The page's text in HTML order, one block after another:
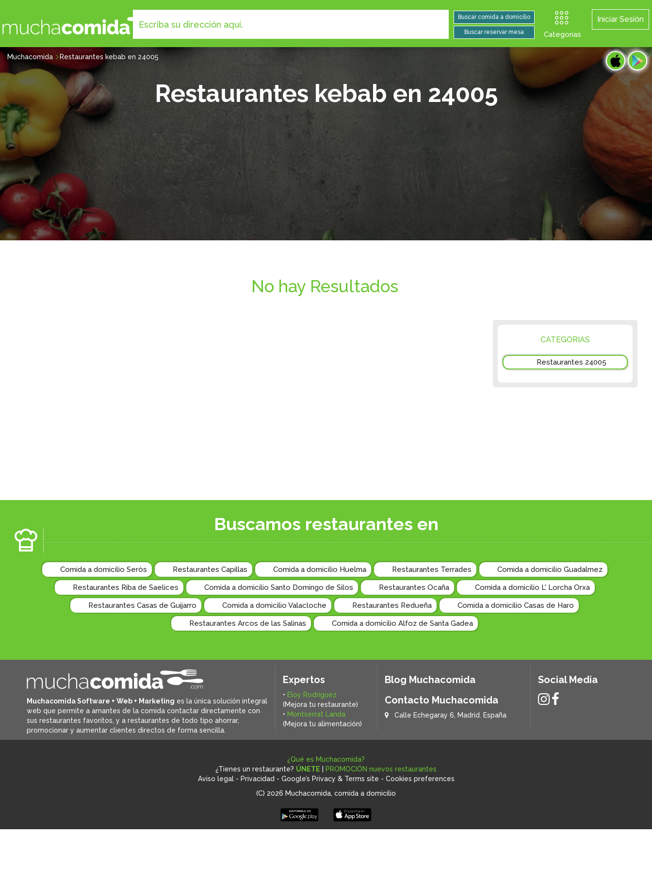
Iniciar Sesión
Categorías
Muchacomida Restaurantes kebab en 24005
Restaurantes kebab en 24005
No hay Resultados
CATEGORIAS
Restaurantes 24005
Buscamos restaurantes en
Comida a domicilio Seròs Restaurantes Capillas Comida a domicilio Huelma Restaurantes Terrades Comida a domicilio Guadalmez
Restaurantes Riba de Saelices Comida a domicilio Santo Domingo de Silos Restaurantes Ocaña Comida a domicilio L' Lorcha Orxa
Restaurantes Casas de Guijarro Comida a domicilio Valacloche Restaurantes Redueña Comida a domicilio Casas de Haro
Restaurantes Arcos de las Salinas Comida a domicilio Alfoz de Santa Gadea
Muchacomida Software + Web + Marketing es la única solución integral
web que permite a amantes de la comida contactar directamente con
sus restaurantes favoritos, ya restaurantes de todo tipo ahorrar,
promocionar y aumentar clientes directos de forma sencilla.
Expertos
• Eloy Rodríguez
(Mejora tu restaurante)
• Montserrat Landa
(Mejora tu alimentación)
Blog Muchacomida
Contacto Muchacomida
Calle Echegaray 6, Madrid. España
Social Media
¿Qué es Muchacomida?
¿Tienes un restaurante? ÚNETE
PROMOCIÓN nuevos restaurantes
Aviso legal - Privacidad - Google’s Privacy & Terms site - Cookies preferences
(C) 2026 Muchacomida, comida a domicilio